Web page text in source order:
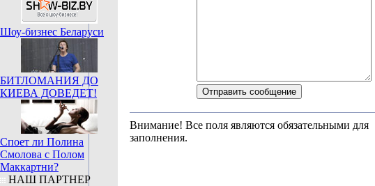
Шоу-бизнес Беларуси
БИТЛОМАНИЯ ДО
КИЕВА ДОВЕДЕТ!
Споет ли Полина
Смолова с Полом
Маккартни?
НАШ ПАРТНЕР
Внимание! Все поля являются обязательными для
заполнения.